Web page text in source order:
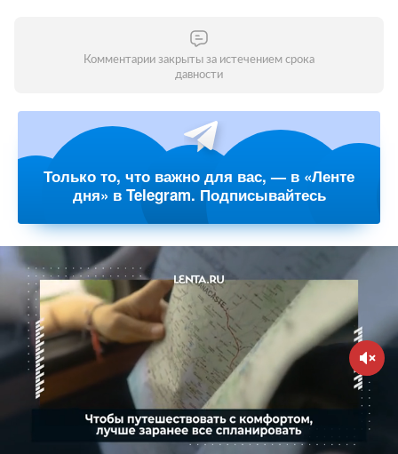
Комментарии закрыты за истечением срока
давности
Только то, что важно для вас, — в «Ленте
дня» в Telegram. Подписывайтесь